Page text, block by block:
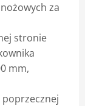
za
stronie
mm,